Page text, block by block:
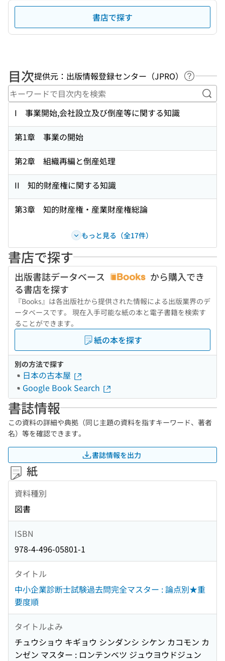
書店で探す
目次提供元：出版情報登録センター（JPRO）
ヘルプペ
キ
I 事業開始,会社設立及び倒産等に関する知識
第1章 事業の開始
第2章 組織再編と倒産処理
II 知的財産権に関する知識
第3章 知的財産権・産業財産権総論
もっと見る（全17件）
書店で探す
出版書誌データベース
から購入でき
る書店を探す
『Books』は各出版社から提供された情報による出版業界のデ
ータベースです。 現在入手可能な紙の本と電子書籍を検索す
ることができます。
紙の本を探す
別の方法で探す
日本の古本屋
Google Book Search
書誌情報
この資料の詳細や典拠（同じ主題の資料を指すキーワード、著者
名）等を確認できます。
書誌情報を出力
紙
資料種別
図書
ISBN
978-4-496-05801-1
タイトル
中小企業診断士試験過去問完全マスター : 論点別★重
要度順
タイトルよみ
チュウショウ キギョウ シンダンシ シケン カコモン カ
ンゼン マスター : ロンテンベツ ジュウヨウドジュン